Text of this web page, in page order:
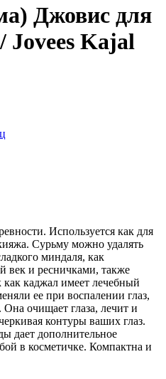
Джовис для
Jovees Kajal
Используется как для
Сурьму можно удалять
миндаля, как
век и ресничками, также
как каджал имеет лечебный
ее при воспалении глаз,
очищает глаза, лечит и
контуры ваших глаз.
дает дополнительное
в косметичке. Компактна и